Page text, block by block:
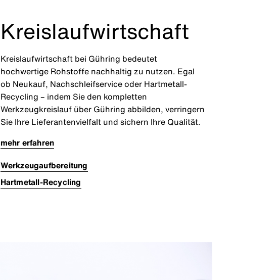
Kreislaufwirtschaft
Kreislaufwirtschaft bei Gühring bedeutet
hochwertige Rohstoffe nachhaltig zu nutzen. Egal
ob Neukauf, Nachschleifservice oder Hartmetall-
Recycling – indem Sie den kompletten
Werkzeugkreislauf über Gühring abbilden, verringern
Sie Ihre Lieferantenvielfalt und sichern Ihre Qualität.
mehr erfahren
Werkzeugaufbereitung
Hartmetall-Recycling